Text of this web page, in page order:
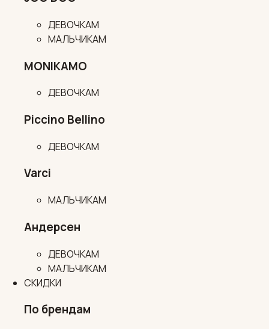
ДЕВОЧКАМ
МАЛЬЧИКАМ
MONIKAMO
ДЕВОЧКАМ
Piccino Bellino
ДЕВОЧКАМ
Varci
МАЛЬЧИКАМ
Андерсен
ДЕВОЧКАМ
МАЛЬЧИКАМ
СКИДКИ
По брендам